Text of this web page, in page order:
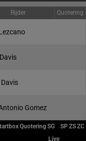
Rijder Quotering
Gomez
QuoteringSG SPZSZC
Live